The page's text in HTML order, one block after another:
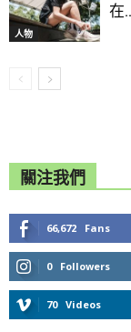
人物
在
關注我們
66,672 Fans
0 Followers
70 Videos